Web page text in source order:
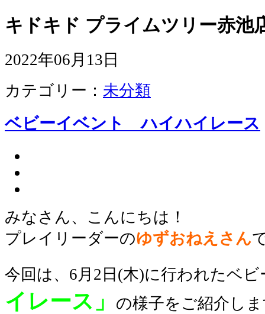
キドキド プライムツリー赤池
2022年06月13日
カテゴリー： 未分類
ベビーイベント ハイハイレース
みなさん、こんにちは！
プレイリーダーのゆずおねえさん
今回は、6月2日(木)に行われたベ
イレース」
の様子をご紹介し